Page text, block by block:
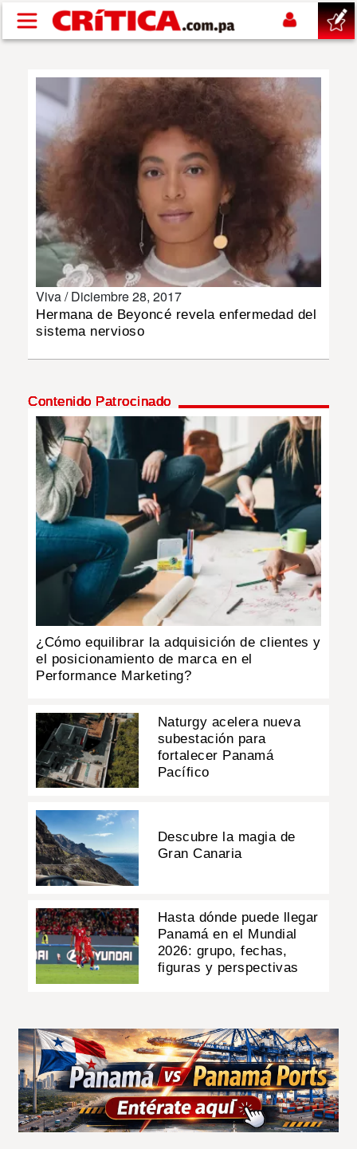
Pasar al contenido principal
NACIONAL
POLÍTICA
SHOW
DEPORTES
MULTIMEDIA
IMPRESO
Viva /Diciembre 28, 2017
Hermana de Beyoncé revela enfermedad del
sistema nervioso
Contenido Patrocinado
¿Cómo equilibrar la adquisición de clientes y
el posicionamiento de marca en el
Performance Marketing?
Naturgy acelera nueva
subestación para
fortalecer Panamá
Pacífico
Descubre la magia de
Gran Canaria
Hasta dónde puede llegar
Panamá en el Mundial
2026: grupo, fechas,
figuras y perspectivas